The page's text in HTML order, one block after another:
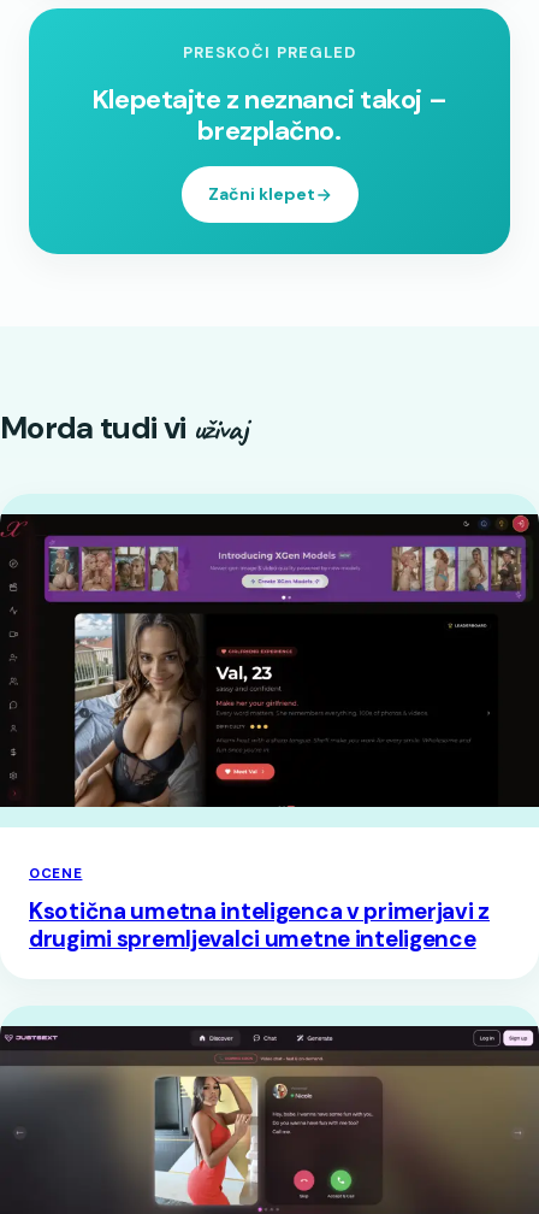
PRESKOČI PREGLED
Klepetajte z neznanci takoj –
brezplačno.
Začni klepet
Morda tudi vi uživaj
OCENE
Ksotična umetna inteligenca v primerjavi z
drugimi spremljevalci umetne inteligence